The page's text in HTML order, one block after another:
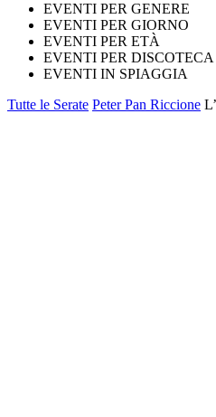
EVENTI PER GENERE
EVENTI PER GIORNO
EVENTI PER ETÀ
EVENTI PER DISCOTECA
EVENTI IN SPIAGGIA
Tutte le Serate Peter Pan Riccione